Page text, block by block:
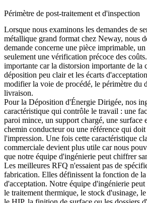
Périmètre de post-traitement et d'inspection
Lorsque nous examinons les demandes de
métallique grand formatchez Neway, nous
demande concerne une pièce imprimable,
seulement une vérification précoce des
importante car la distorsion importante de la
déposition peu clair et les écarts
modifier la voie de procédé, le périmètre du
livraison.
Pour la Déposition d'Énergie Dirigée, nos
caractéristique qui contrôle le travail : une
paroi mince, un support chargé, une surface
chemin conducteur ou une référence qui doit
l'impression. Une fois cette caractéristique
commerciale devient plus utile car nous
que notre équipe d'ingénierie peut chiffrer
Les meilleures RFQ n'essaient pas de
fabrication. Elles définissent la fonction de
d'acceptation. Notre équipe d'ingénierie
le traitement thermique, le stock d'usinage,